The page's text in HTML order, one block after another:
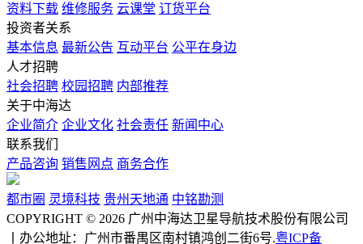
资料下载 维修服务 云课堂 订货平台
投资者关系
基本信息 最新公告 互动平台 公平在身边
人才招聘
社会招聘 校园招聘 内部推荐
关于中海达
企业简介 企业文化 社会责任 新闻中心
联系我们
产品咨询 销售网点 商务合作
都市圈 灵境科技 贵州天地通 中铭勘测
COPYRIGHT © 2026 广州中海达卫星导航技术股份有限公司
丨办公地址：广州市番禺区南村镇鸿创二街6号.粤ICP备